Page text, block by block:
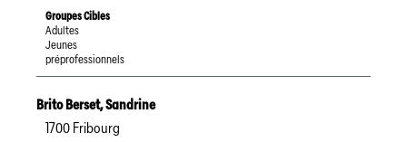
Groupes Cibles
Adultes
Jeunes
préprofessionnels
Brito Berset,Sandrine
1700 Fribourg